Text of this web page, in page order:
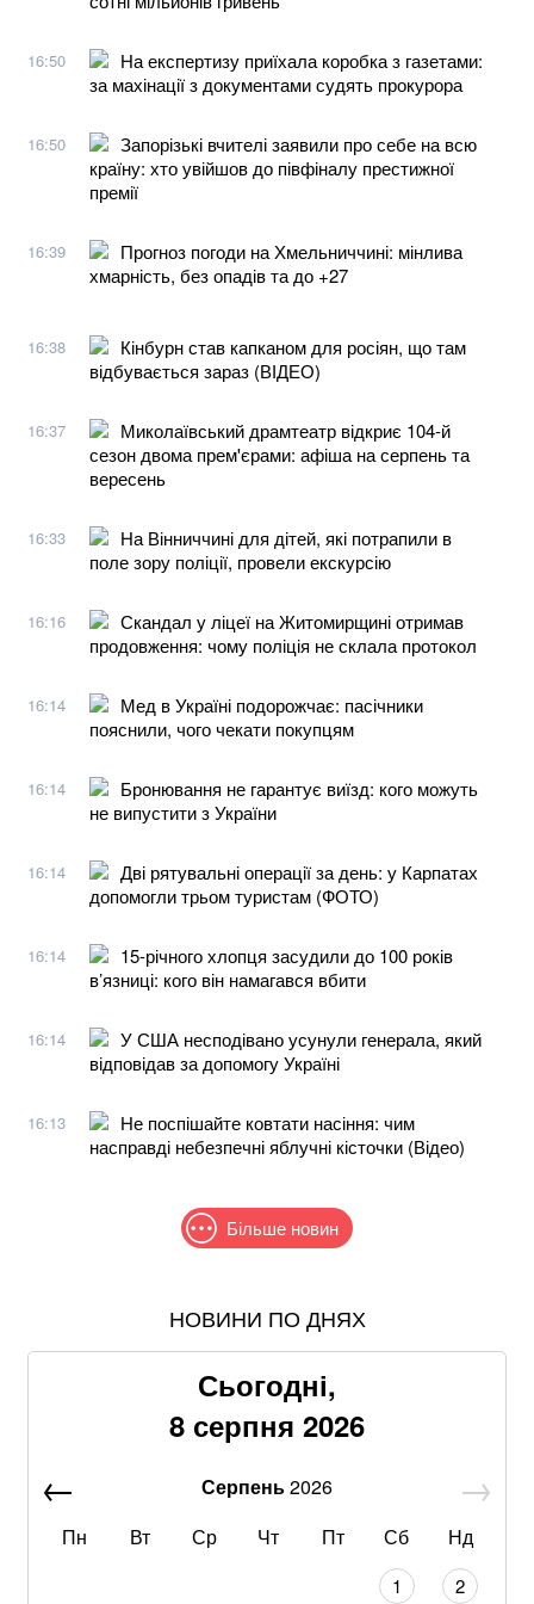
16:50
На експертизу приїхала коробка з газетами:
за махінації з документами судять прокурора
16:50
Запорізькі вчителі заявили про себе на всю
країну: хто увійшов до півфіналу престижної
премії
16:39
Прогноз погоди на Хмельниччині: мінлива
хмарність, без опадів та до +27
16:38
Кінбурн став капканом для росіян, що там
відбувається зараз (ВІДЕО)
16:37
Миколаївський драмтеатр відкриє 104-й
сезон двома прем'єрами: афіша на серпень та
вересень
16:33
На Вінниччині для дітей, які потрапили в
поле зору поліції, провели екскурсію
16:16
Скандал у ліцеї на Житомирщині отримав
продовження: чому поліція не склала протокол
16:14
Мед в Україні подорожчає: пасічники
пояснили, чого чекати покупцям
16:14
Бронювання не гарантує виїзд: кого можуть
не випустити з України
16:14
Дві рятувальні операції за день: у Карпатах
допомогли трьом туристам (ФОТО)
16:14
15-річного хлопця засудили до 100 років
в’язниці: кого він намагався вбити
16:14
У США несподівано усунули генерала, який
відповідав за допомогу Україні
16:13
Не поспішайте ковтати насіння: чим
насправді небезпечні яблучні кісточки (Відео)
Більше новин
Понад 9,2 млрд грн: що відомо про нову гучну
Хацкевич: Гуцуляк навіть не прийшов потиснути
Хвиля похолодання накриє Україну: Діденко назвала
Через повагу до Реалу: Родрі отримуватиме в
НОВИНИ ПО ДНЯХ
Сьогодні,
8 серпня 2026
Серпень2026
Пн
Вт Ср Чт Пт Сб Нд
1
2